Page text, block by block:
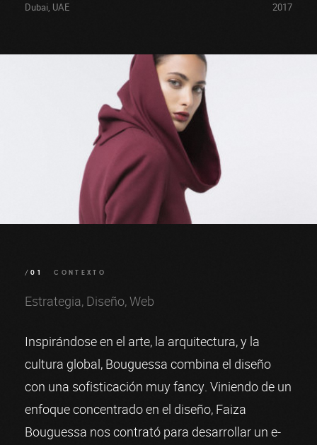
Dubai, UAE 2017
/01 CONTEXTO
Estrategia Diseño Web
Inspirándose en el arte, la arquitectura, y la
cultura global, Bouguessa combina el diseño
con una sofisticación muy fancy. Viniendo de un
enfoque concentrado en el diseño, Faiza
Bouguessa nos contrató para desarrollar un e-